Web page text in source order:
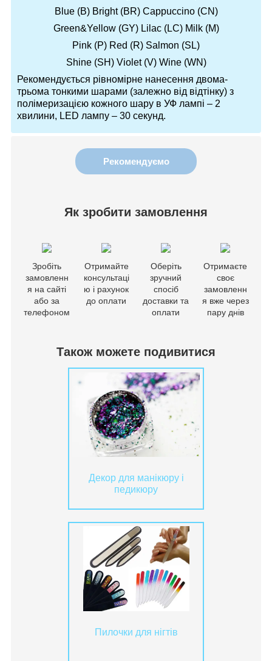
Blue (B) Bright (BR) Cappuccino (CN)
Green&Yellow (GY) Lilac (LC) Milk (M)
Pink (P) Red (R) Salmon (SL)
Shine (SH) Violet (V) Wine (WN)
Рекомендується рівномірне нанесення двома-
трьома тонкими шарами (залежно від відтінку) з
полімеризацією кожного шару в УФ лампі – 2
хвилини, LED лампу – 30 секунд.
Рекомендуємо
Як зробити замовлення
Зробіть
замовленн
я на сайті
або за
телефоном
Отримайте
консультаці
ю і рахунок
до оплати
Оберіть
зручний
спосіб
доставки та
оплати
Отримаєте
своє
замовленн
я вже через
пару днів
Також можете подивитися
Декор для манікюру і
педикюру
Пилочки для нігтів